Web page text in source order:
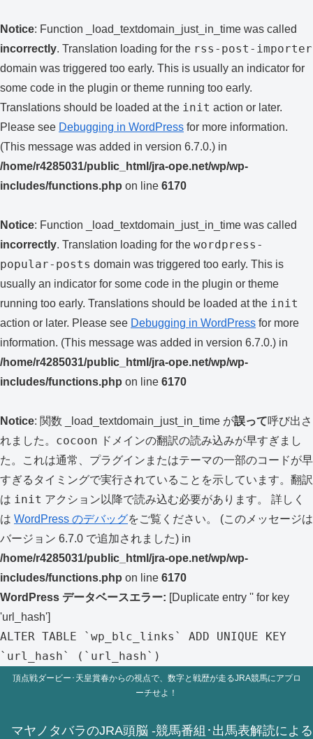
Notice: Function _load_textdomain_just_in_time was called
incorrectly. Translation loading for the rss-post-importer
domain was triggered too early. This is usually an indicator for
some code in the plugin or theme running too early.
Translations should be loaded at the init action or later.
Please see Debugging in WordPress for more information.
(This message was added in version 6.7.0.) in
/home/r4285031/public_html/jra-ope.net/wp/wp-
includes/functions.php on line 6170
Notice: Function _load_textdomain_just_in_time was called
incorrectly. Translation loading for the wordpress-
popular-posts domain was triggered too early. This is
usually an indicator for some code in the plugin or theme
running too early. Translations should be loaded at the init
action or later. Please see Debugging in WordPress for more
information. (This message was added in version 6.7.0.) in
/home/r4285031/public_html/jra-ope.net/wp/wp-
includes/functions.php on line 6170
Notice: 関数 _load_textdomain_just_in_time が誤って呼び出さ
れました。 cocoon ドメインの翻訳の読み込みが早すぎまし
た。これは通常、プラグインまたはテーマの一部のコードが早
すぎるタイミングで実行されていることを示しています。翻訳
は init アクション以降で読み込む必要があります。 詳しく
は WordPress のデバッグをご覧ください。 (このメッセージは
バージョン 6.7.0 で追加されました) in
/home/r4285031/public_html/jra-ope.net/wp/wp-
includes/functions.php on line 6170
WordPress データベースエラー: [Duplicate entry '' for key
'url_hash']
ALTER TABLE `wp_blc_links` ADD UNIQUE KEY
`url_hash` (`url_hash`)
頂点戦ダービー･天皇賞春からの視点で、数字と戦歴が走るJRA競馬にアプロ
ーチせよ！
マヤノタバラのJRA頭脳 -競馬番組･出馬表解読による